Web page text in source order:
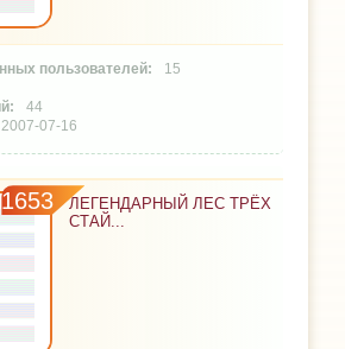
15
44
2007-07-16
1653
ЛЕГЕНДАРНЫЙ ЛЕС ТРЁХ
СТАЙ...